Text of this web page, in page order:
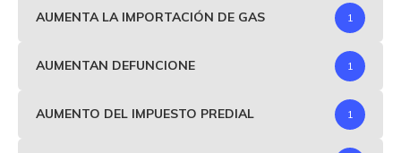
AUMENTA LA IMPORTACIÓN DE GAS 1
AUMENTAN DEFUNCIONE 1
AUMENTO DEL IMPUESTO PREDIAL 1